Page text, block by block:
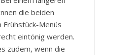
die beiden
Menüs
eintönig werden.
zudem, wenn die